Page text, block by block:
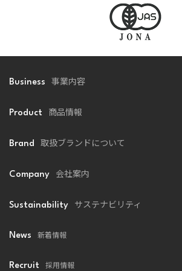
Business 事業内容
Product 商品情報
Brand 取扱ブランドについて
Company 会社案内
Sustainability サステナビリティ
News 新着情報
Recruit 採用情報